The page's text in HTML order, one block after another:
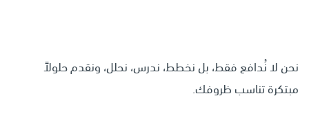
نحن لا نُدافع فقط، بل نخطط، ندرس، نحلل، ونقدم حلولاً
مبتكرة تناسب ظروفك.